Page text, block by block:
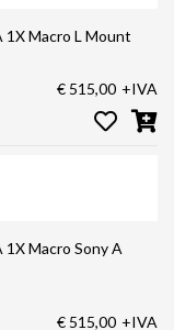
Macro L Mount
€ 515,00 +IVA
Sony A
€ 515,00 +IVA